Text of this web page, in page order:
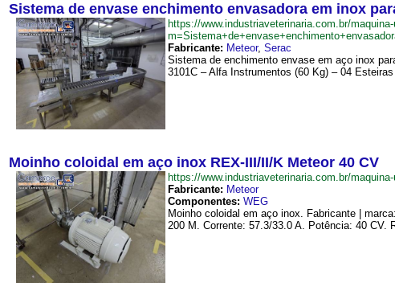
Sistema de envase enchimento envasadora em inox
https://www.industriaveterinaria.com.br/
Fabricante: Meteor, Serac
Sistema de enchimento envase em aço inox
3101C – Alfa Instrumentos (60 Kg) – 04
Moinho coloidal em aço inox REX-III/II/K Meteor 40 CV
https://www.industriaveterinaria.com.br/
Fabricante: Meteor
Componentes: WEG
Moinho coloidal em aço inox. Fabricante |
200 M. Corrente: 57.3/33.0 A. Potência: 40 CV.